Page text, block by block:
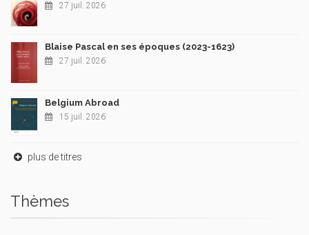
27 juil. 2026
Blaise Pascal en ses époques (2023-1623)
27 juil. 2026
Belgium Abroad
15 juil. 2026
plus de titres
Thèmes